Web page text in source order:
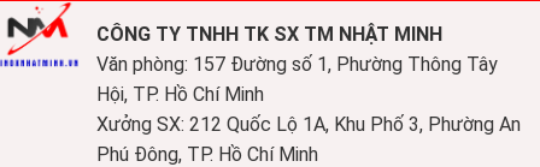
CÔNG TY TNHH TK SX TM NHẬT MINH
Văn phòng: 157 Đường số 1, Phường Thông Tây
Hội, TP. Hồ Chí Minh
Xưởng SX: 212 Quốc Lộ 1A, Khu Phố 3, Phường An
Phú Đông, TP. Hồ Chí Minh